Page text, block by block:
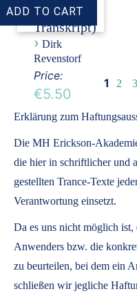
(Audio +
Transkript)
› Dirk
Revenstorf
Price:
€5.50
1 2 3
Erklärung zum
Die MH Erickson-
die hier in schriftlicher und
gestellten Trance-Texte
Verantwortung einsetzt.
Da es uns nicht möglich
Anwenders bzw. die
zu beurteilen, bei dem ein
schließen wir jegliche